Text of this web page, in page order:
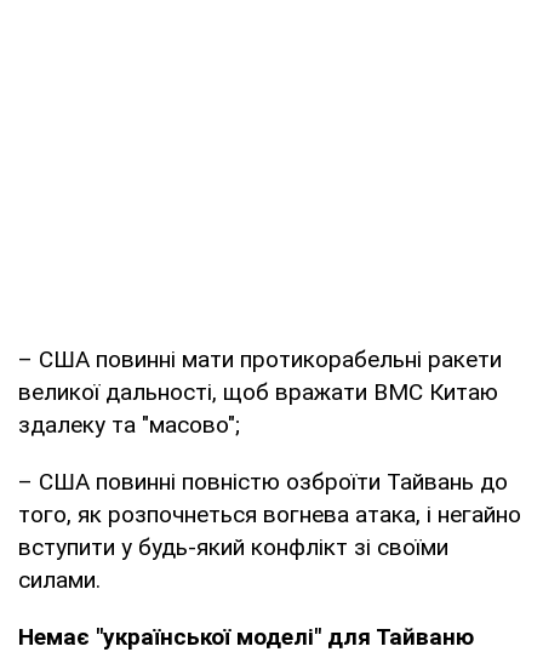
– США повинні мати протикорабельні ракети
великої дальності, щоб вражати ВМС Китаю
здалеку та "масово";
– США повинні повністю озброїти Тайвань до
того, як розпочнеться вогнева атака, і негайно
вступити у будь-який конфлікт зі своїми
силами.
Немає "української моделі" для Тайваню